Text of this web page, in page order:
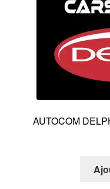
AUTOCOM